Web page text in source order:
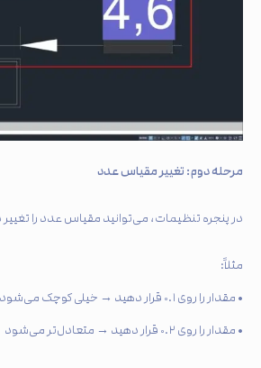
مرحله دوم: تغییر مقیاس عدد
در پنجره تنظیمات، می‌توانید مقیاس عدد را
مثلاً:
• مقدار را روی ۰.۱ قرار دهید → خیلی کوچک می‌شود
• مقدار را روی ۰.۲ قرار دهید → متعادل‌تر می‌شود